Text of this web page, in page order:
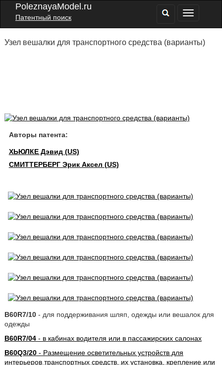
PoleznayaModel.ru
Патентный поиск
Узел вешалки для транспортного средства (варианты)
Авторы патента:
ХЬЮЛКЕ Дэвид (US)
СМИТТЕРБЕРГ Эрик Аксел (US)
B60R7/10- для поддерживания шляп, одежды или вешалок для
одежды
B60R7/04- в кабинах водителя или в пассажирских салонах
B60Q3/20- Размещение осветительных устройств для
интерьеров транспортных средств, их установка, крепление или